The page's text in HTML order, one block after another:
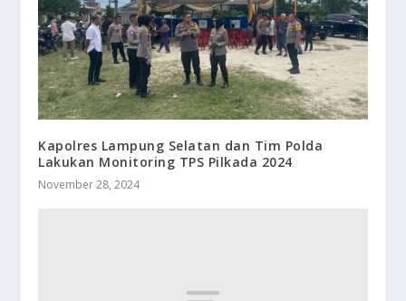
Kapolres Lampung Selatan dan Tim Polda
Lakukan Monitoring TPS Pilkada 2024
November 28, 2024